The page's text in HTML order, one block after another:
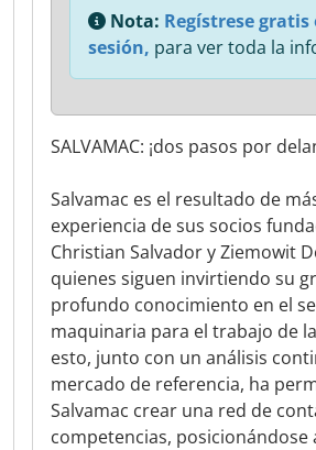
SALVAMAC: ¡dos pasos por
Salvamac es el resultado de
experiencia de sus socios
Christian Salvador y Ziemowit
quienes siguen invirtiendo su
profundo conocimiento en el
maquinaria para el trabajo de
esto, junto con un análisis
mercado de referencia, ha
Salvamac crear una red de
competencias, posicionándose
Nota: Regístrese
sesión, para ver toda la